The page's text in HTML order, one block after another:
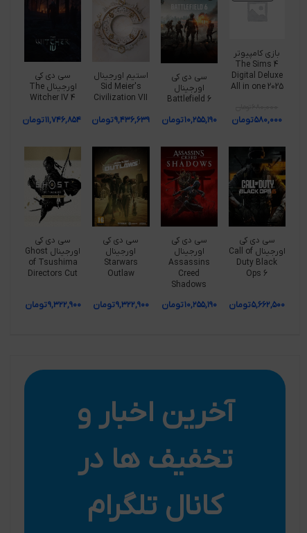
بازی کامپیوتر
The Sims 4
Digital Deluxe
All in one 2025
۵۸۰,۰۰۰تومان
سی دی کی
اورجینال
Battlefield 6
۱۰,۲۵۵,۱۹۰تومان
استیم اورجینال
Sid Meier's
Civilization VII
۹,۴۳۶,۶۳۹تومان
سی دی کی
اورجینال The
Witcher IV 4
۱۱,۷۴۶,۸۵۴تومان
سی دی کی
اورجینال Call of
Duty Black
Ops 6
۵,۶۶۲,۵۰۰تومان
سی دی کی
اورجینال
Assassins
Creed
Shadows
۱۰,۲۵۵,۱۹۰تومان
سی دی کی
اورجینال
Starwars
Outlaw
۹,۳۲۲,۹۰۰تومان
سی دی کی
اورجینال Ghost
of Tsushima
Directors Cut
۹,۳۲۲,۹۰۰تومان
آخرین اخبار و
تخفیف ها در
کانال تلگرام